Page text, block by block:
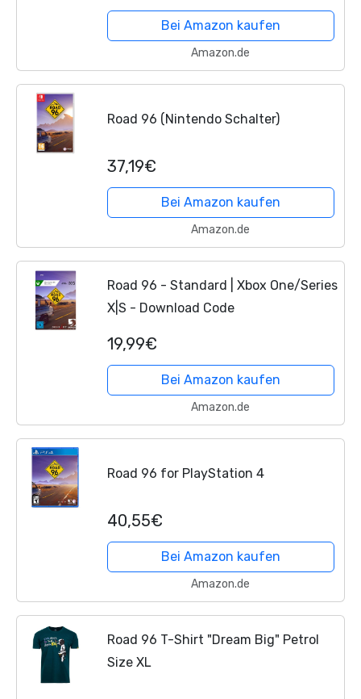
Bei Amazon kaufen
Amazon.de
Road 96 (Nintendo Schalter)
37,19€
Bei Amazon kaufen
Amazon.de
Road 96 - Standard | Xbox One/Series
X|S - Download Code
19,99€
Bei Amazon kaufen
Amazon.de
Road 96 for PlayStation 4
40,55€
Bei Amazon kaufen
Amazon.de
Road 96 T-Shirt "Dream Big" Petrol
Size XL